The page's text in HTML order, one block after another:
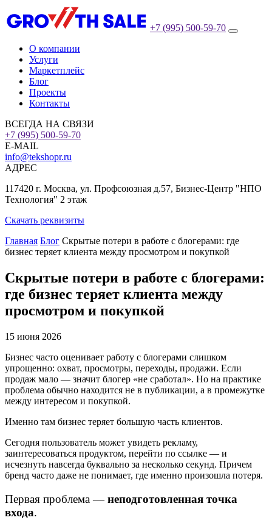
+7 (995) 500-59-70
О компании
Услуги
Маркетплейс
Блог
Проекты
Контакты
ВСЕГДА НА СВЯЗИ
+7 (995) 500-59-70
E-MAIL
info@tekshopr.ru
АДРЕС
117420 г. Москва, ул. Профсоюзная д.57, Бизнес-Центр "НПО
Технология" 2 этаж
Скачать реквизиты
Главная Блог Скрытые потери в работе с блогерами: где
бизнес теряет клиента между просмотром и покупкой
Скрытые потери в работе с блогерами:
где бизнес теряет клиента между
просмотром и покупкой
15 июня 2026
Бизнес часто оценивает работу с блогерами слишком
упрощенно: охват, просмотры, переходы, продажи. Если
продаж мало — значит блогер «не сработал». Но на практике
проблема обычно находится не в публикации, а в промежутке
между интересом и покупкой.
Именно там бизнес теряет большую часть клиентов.
Сегодня пользователь может увидеть рекламу,
заинтересоваться продуктом, перейти по ссылке — и
исчезнуть навсегда буквально за несколько секунд. Причем
бренд часто даже не понимает, где именно произошла потеря.
Первая проблема —неподготовленная точка
входа.